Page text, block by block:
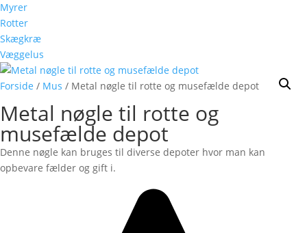
Myrer
Rotter
Skægkræ
Væggelus
Forside / Mus / Metal nøgle til rotte og musefælde depot
Metal nøgle til rotte og
musefælde depot
Denne nøgle kan bruges til diverse depoter hvor man kan
opbevare fælder og gift i.